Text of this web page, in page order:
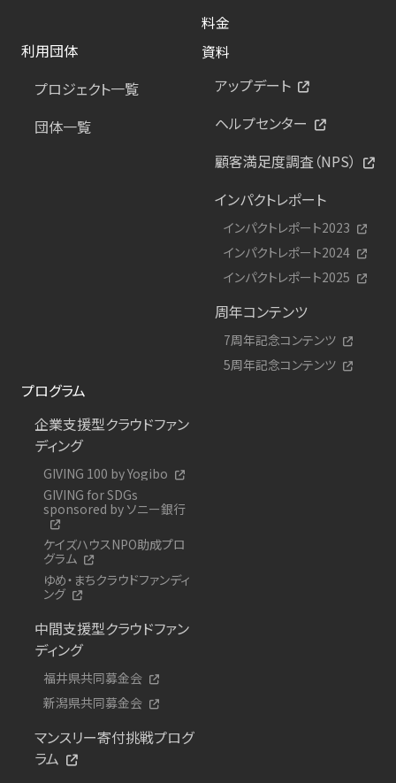
料金
利用団体
プロジェクト一覧
団体一覧
資料
アップデート
ヘルプセンター
顧客満足度調査（NPS）
インパクトレポート
インパクトレポート2023
インパクトレポート2024
インパクトレポート2025
周年コンテンツ
7周年記念コンテンツ
5周年記念コンテンツ
プログラム
企業支援型クラウドファン
ディング
GIVING 100 by Yogibo
GIVING for SDGs
sponsored by ソニー銀行
ケイズハウスNPO助成プロ
グラム
ゆめ・まちクラウドファンディ
ング
中間支援型クラウドファン
ディング
福井県共同募金会
新潟県共同募金会
マンスリー寄付挑戦プログ
ラム